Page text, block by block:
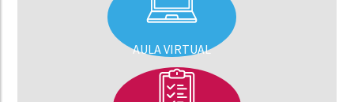
AULA VIRTUAL